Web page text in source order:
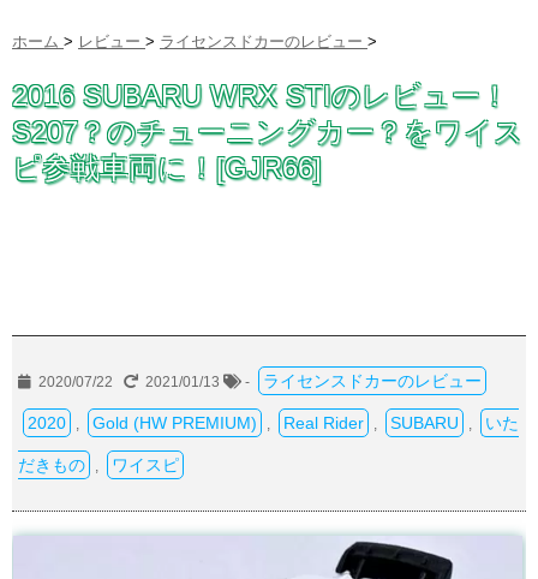
ホーム > レビュー > ライセンスドカーのレビュー >
2016 SUBARU WRX STIのレビュー！
S207？のチューニングカー？をワイス
ピ参戦車両に！[GJR66]
2020/07/22 2021/01/13 - ライセンスドカーのレビュー
2020 Gold (HW PREMIUM) Real Rider SUBARU いた
だきもの ワイスピ